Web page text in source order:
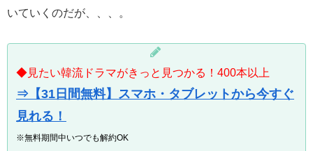
いていくのだが、、、。
◆見たい韓流ドラマがきっと見つかる！400本以上
⇒【31日間無料】スマホ・タブレットから今すぐ
見れる！
※無料期間中いつでも解約OK